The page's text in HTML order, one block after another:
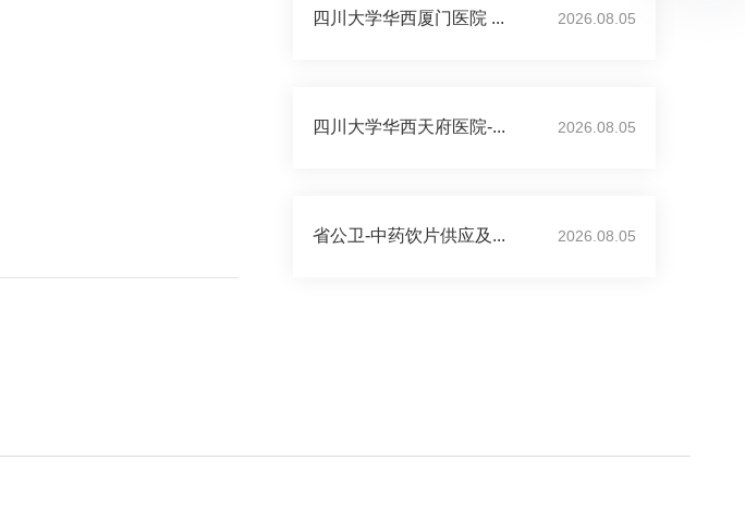
四川大学华西厦门医院 ... 2026.08.05
四川大学华西天府医院-... 2026.08.05
省公卫-中药饮片供应及... 2026.08.05